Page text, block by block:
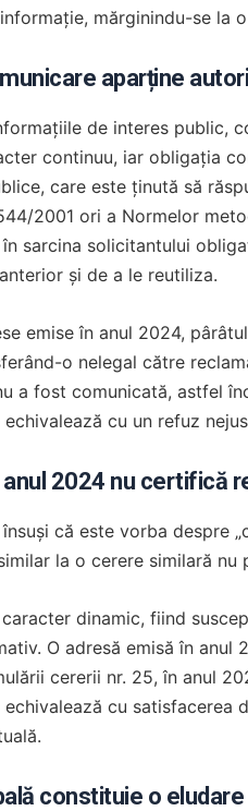
mărginindu-se la
aparține
de interes public,
continuu, iar obligația
care este ținută să
2001 ori a Normelor
sarcina solicitantului
și de a le reutiliza.
emise în anul 2024,
o nelegal către
a fost comunicată, astfel
cu un refuz
anul 2024 nu certifică
că este vorba despre
la o cerere similară
dinamic, fiind
O adresă emisă în
cererii nr. 25, în anul
cu satisfacerea
constituie o